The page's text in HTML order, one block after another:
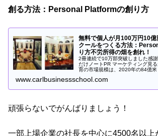
創る方法：Personal Platformの創り方
無料で個人が月100万円10
クールをつくる方法：
り方不労所得の畑を創れ！
2冊連続で10万部突破しました感
だけノートPR マーケティング見
育の市場規模は、2020年の84億米
と予測され...
www.carlbusinessschool.com
頑張らないでがんばりましょう！
一部上場企業の社長を中心に4500名以